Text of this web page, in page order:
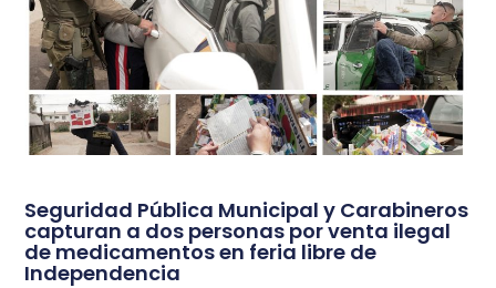
Seguridad Pública Municipal y Carabineros
capturan a dos personas por venta ilegal
de medicamentos en feria libre de
Independencia